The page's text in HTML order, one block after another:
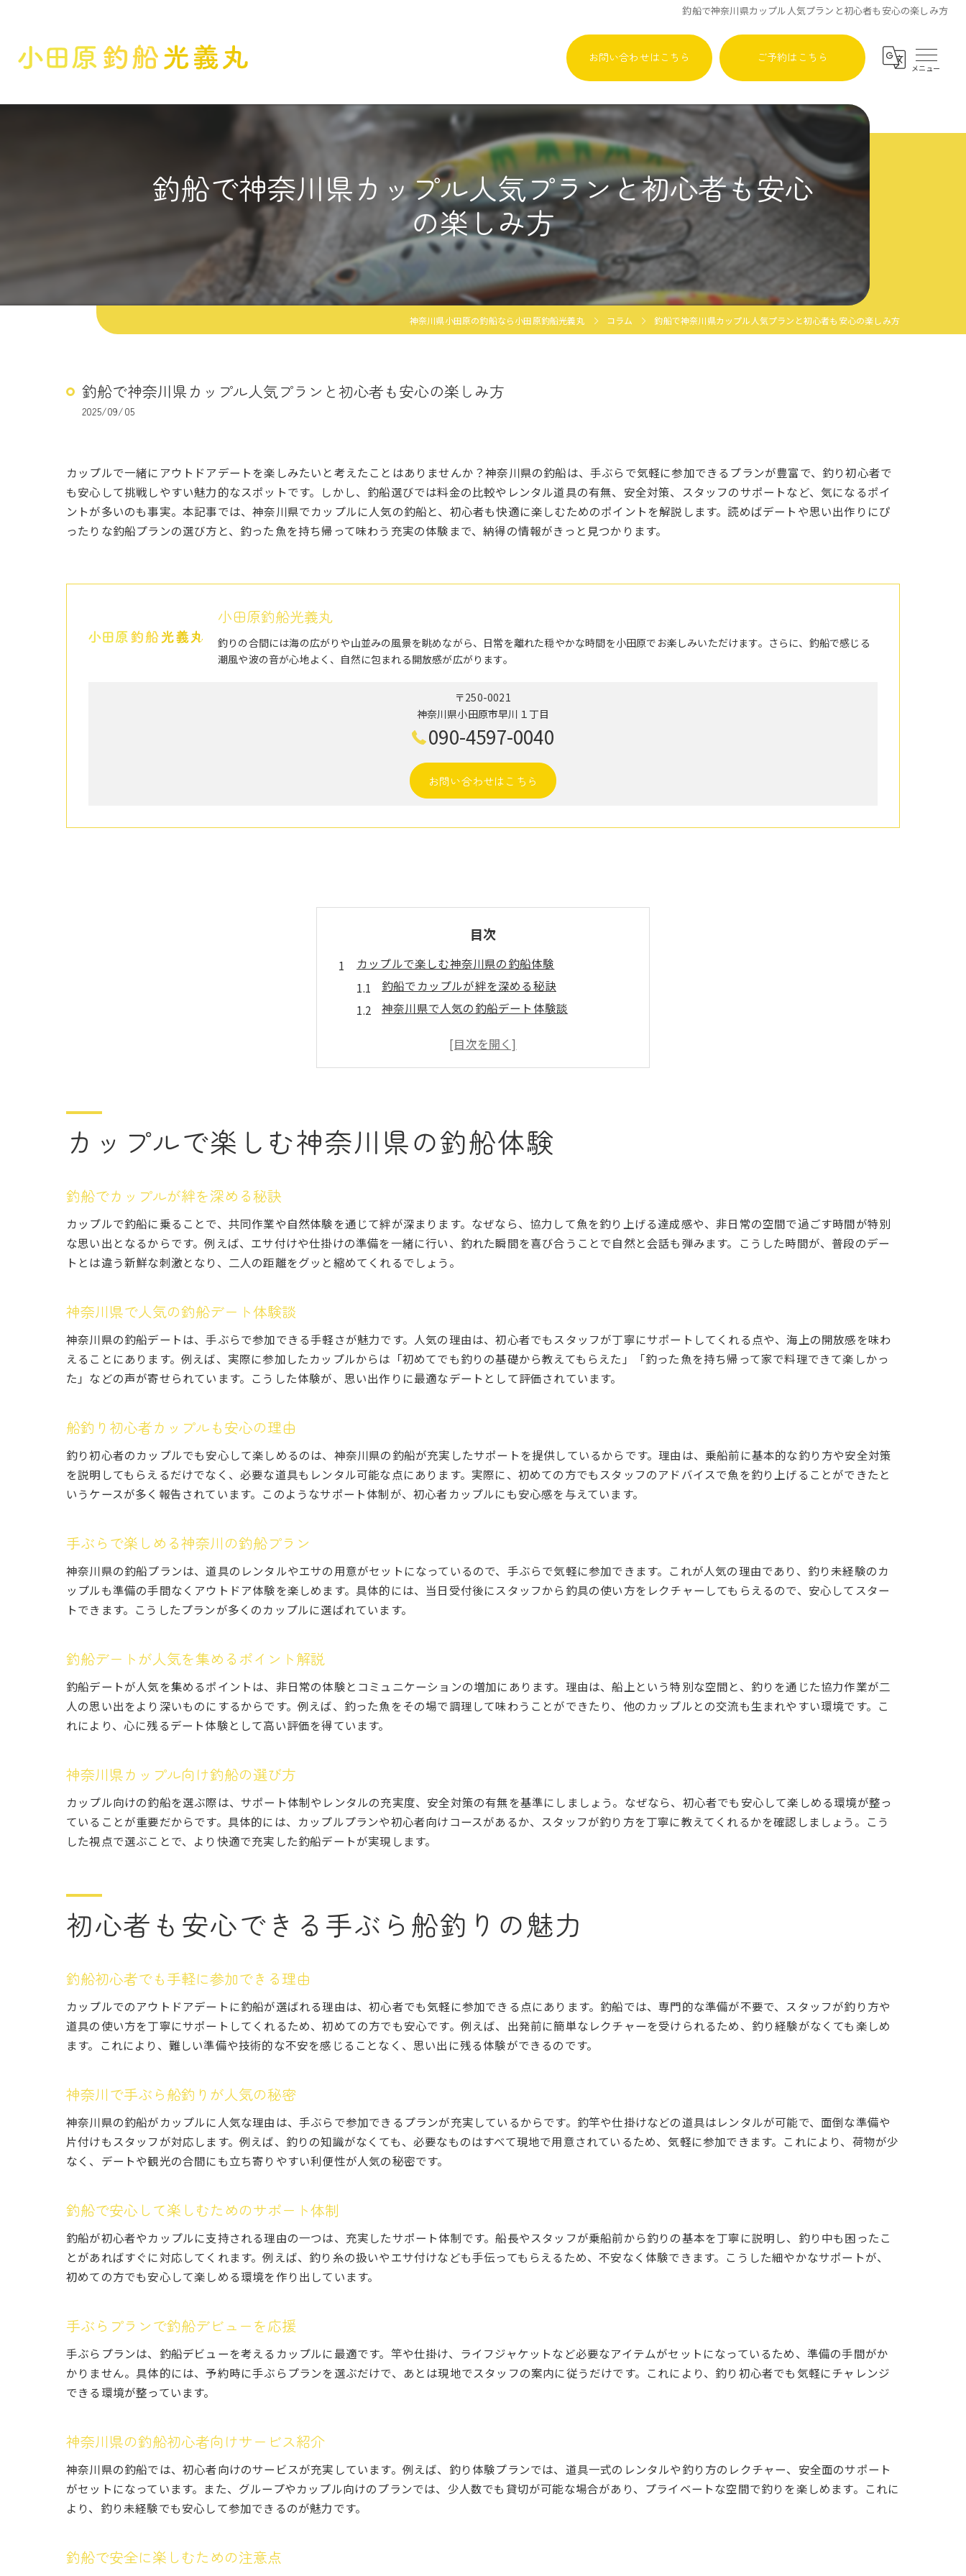
釣船で神奈川県カップル人気プランと初心者も安心の楽しみ方
お問い合わせはこちら ご予約はこちら
釣船で神奈川県カップル人気プランと初心者も安心
の楽しみ方
神奈川県小田原の釣船なら小田原釣船光義丸 コラム 釣船で神奈川県カップル人気プランと初心者も安心の楽しみ方
釣船で神奈川県カップル人気プランと初心者も安心の楽しみ方
2025/09/05
カップルで一緒にアウトドアデートを楽しみたいと考えたことはありませんか？神奈川県の釣船は、手ぶらで気軽に参加できるプランが豊富で、釣り初心者で
も安心して挑戦しやすい魅力的なスポットです。しかし、釣船選びでは料金の比較やレンタル道具の有無、安全対策、スタッフのサポートなど、気になるポイ
ントが多いのも事実。本記事では、神奈川県でカップルに人気の釣船と、初心者も快適に楽しむためのポイントを解説します。読めばデートや思い出作りにぴ
ったりな釣船プランの選び方と、釣った魚を持ち帰って味わう充実の体験まで、納得の情報がきっと見つかります。
小田原釣船光義丸
釣りの合間には海の広がりや山並みの風景を眺めながら、日常を離れた穏やかな時間を小田原でお楽しみいただけます。さらに、釣船で感じる
潮風や波の音が心地よく、自然に包まれる開放感が広がります。
〒250-0021
神奈川県小田原市早川１丁目
090-4597-0040
お問い合わせはこちら
目次
カップルで楽しむ神奈川県の釣船体験
釣船でカップルが絆を深める秘訣
神奈川県で人気の釣船デート体験談
手ぶらで楽しめる神奈川の釣船プラン
釣船初心者でも手軽に参加できる理由
神奈川県の釣船初心者向けサービス紹介
釣船で安全に楽しむための注意点
神奈川県で話題の釣船デートプラン
釣船デートで思い出を作るコツ
カップル向け釣船サービスの選び方
釣船でカップルに最適な仕立て船とは
神奈川県の少人数向け釣船プラン比較
仕立て船でゆったり釣船を楽しむ方法
神奈川県の釣船で快適な時間を過ごすコツ
五目釣りやブリ狙いのプランを徹底解説
釣船で人気の五目釣りプランの魅力
神奈川の釣船で体験できる多彩な釣り方
初心者カップルにおすすめの釣り方解説
釣船を選ぶ際の釣果重視ポイント
釣船でお得に楽しむプランの探し方
神奈川の釣船でコストを抑えるコツ
お得なプランで釣船デートを満喫
釣った魚を味わうデート体験のすすめ
カップルで楽しむ魚の持ち帰り術
釣船釣果を活かす調理と食事のコツ
釣った魚を自宅で味わうアイデア集
カップルで楽しむ神奈川県の釣船体験
釣船でカップルが絆を深める秘訣
カップルで釣船に乗ることで、共同作業や自然体験を通じて絆が深まります。なぜなら、協力して魚を釣り上げる達成感や、非日常の空間で過ごす時間が特別
な思い出となるからです。例えば、エサ付けや仕掛けの準備を一緒に行い、釣れた瞬間を喜び合うことで自然と会話も弾みます。こうした時間が、普段のデー
トとは違う新鮮な刺激となり、二人の距離をグッと縮めてくれるでしょう。
神奈川県で人気の釣船デート体験談
神奈川県の釣船デートは、手ぶらで参加できる手軽さが魅力です。人気の理由は、初心者でもスタッフが丁寧にサポートしてくれる点や、海上の開放感を味わ
えることにあります。例えば、実際に参加したカップルからは「初めてでも釣りの基礎から教えてもらえた」「釣った魚を持ち帰って家で料理できて楽しかっ
た」などの声が寄せられています。こうした体験が、思い出作りに最適なデートとして評価されています。
船釣り初心者カップルも安心の理由
釣り初心者のカップルでも安心して楽しめるのは、神奈川県の釣船が充実したサポートを提供しているからです。理由は、乗船前に基本的な釣り方や安全対策
を説明してもらえるだけでなく、必要な道具もレンタル可能な点にあります。実際に、初めての方でもスタッフのアドバイスで魚を釣り上げることができたと
いうケースが多く報告されています。このようなサポート体制が、初心者カップルにも安心感を与えています。
手ぶらで楽しめる神奈川の釣船プラン
神奈川県の釣船プランは、道具のレンタルやエサの用意がセットになっているので、手ぶらで気軽に参加できます。これが人気の理由であり、釣り未経験のカ
ップルも準備の手間なくアウトドア体験を楽しめます。具体的には、当日受付後にスタッフから釣具の使い方をレクチャーしてもらえるので、安心してスター
トできます。こうしたプランが多くのカップルに選ばれています。
釣船デートが人気を集めるポイント解説
釣船デートが人気を集めるポイントは、非日常の体験とコミュニケーションの増加にあります。理由は、船上という特別な空間と、釣りを通じた協力作業が二
人の思い出をより深いものにするからです。例えば、釣った魚をその場で調理して味わうことができたり、他のカップルとの交流も生まれやすい環境です。こ
れにより、心に残るデート体験として高い評価を得ています。
神奈川県カップル向け釣船の選び方
カップル向けの釣船を選ぶ際は、サポート体制やレンタルの充実度、安全対策の有無を基準にしましょう。なぜなら、初心者でも安心して楽しめる環境が整っ
ていることが重要だからです。具体的には、カップルプランや初心者向けコースがあるか、スタッフが釣り方を丁寧に教えてくれるかを確認しましょう。こう
した視点で選ぶことで、より快適で充実した釣船デートが実現します。
初心者も安心できる手ぶら船釣りの魅力
釣船初心者でも手軽に参加できる理由
カップルでのアウトドアデートに釣船が選ばれる理由は、初心者でも気軽に参加できる点にあります。釣船では、専門的な準備が不要で、スタッフが釣り方や
道具の使い方を丁寧にサポートしてくれるため、初めての方でも安心です。例えば、出発前に簡単なレクチャーを受けられるため、釣り経験がなくても楽しめ
ます。これにより、難しい準備や技術的な不安を感じることなく、思い出に残る体験ができるのです。
神奈川で手ぶら船釣りが人気の秘密
神奈川県の釣船がカップルに人気な理由は、手ぶらで参加できるプランが充実しているからです。釣竿や仕掛けなどの道具はレンタルが可能で、面倒な準備や
片付けもスタッフが対応します。例えば、釣りの知識がなくても、必要なものはすべて現地で用意されているため、気軽に参加できます。これにより、荷物が少
なく、デートや観光の合間にも立ち寄りやすい利便性が人気の秘密です。
釣船で安心して楽しむためのサポート体制
釣船が初心者やカップルに支持される理由の一つは、充実したサポート体制です。船長やスタッフが乗船前から釣りの基本を丁寧に説明し、釣り中も困ったこ
とがあればすぐに対応してくれます。例えば、釣り糸の扱いやエサ付けなども手伝ってもらえるため、不安なく体験できます。こうした細やかなサポートが、
初めての方でも安心して楽しめる環境を作り出しています。
手ぶらプランで釣船デビューを応援
手ぶらプランは、釣船デビューを考えるカップルに最適です。竿や仕掛け、ライフジャケットなど必要なアイテムがセットになっているため、準備の手間がか
かりません。具体的には、予約時に手ぶらプランを選ぶだけで、あとは現地でスタッフの案内に従うだけです。これにより、釣り初心者でも気軽にチャレンジ
できる環境が整っています。
神奈川県の釣船初心者向けサービス紹介
神奈川県の釣船では、初心者向けのサービスが充実しています。例えば、釣り体験プランでは、道具一式のレンタルや釣り方のレクチャー、安全面のサポート
がセットになっています。また、グループやカップル向けのプランでは、少人数でも貸切が可能な場合があり、プライベートな空間で釣りを楽しめます。これに
より、釣り未経験でも安心して参加できるのが魅力です。
釣船で安全に楽しむための注意点